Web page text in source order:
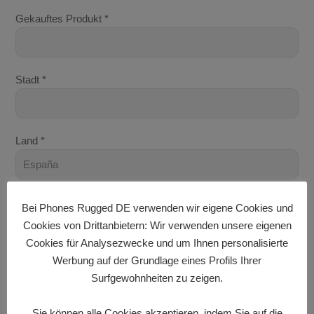
Gekauftes Produkt *
Stadt *
Land *
zusätzliche Information
Bei Phones Rugged DE verwenden wir eigene Cookies und
Cookies von Drittanbietern: Wir verwenden unsere eigenen
Cookies für Analysezwecke und um Ihnen personalisierte
Werbung auf der Grundlage eines Profils Ihrer
Surfgewohnheiten zu zeigen.